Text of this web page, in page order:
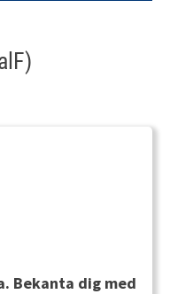
Bekanta dig med